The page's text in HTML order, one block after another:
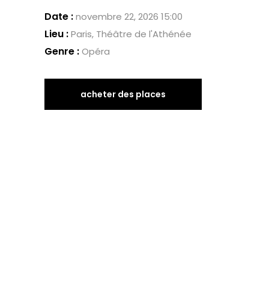
Date :novembre 22, 2026 15:00
Lieu :Paris, Théâtre de l'Athénée
Genre :Opéra
acheter des places